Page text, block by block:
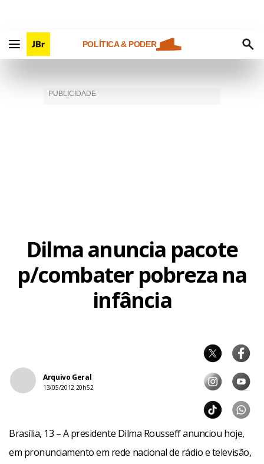
POLÍTICA & PODER
Dilma anuncia pacote
p/combater pobreza na
infância
Arquivo Geral
13/05/2012 20h52
Brasília, 13 – A presidente Dilma Rousseff anunciou hoje,
em pronunciamento em rede nacional de rádio e televisão,